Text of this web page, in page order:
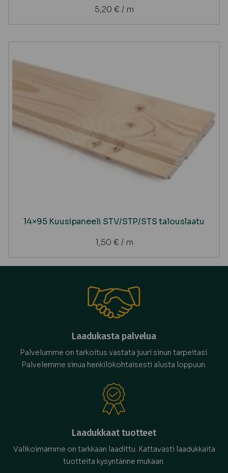
5,20 € / m
14×95 Kuusipaneeli STV/STP/STS talouslaatu
1,50 € / m
Laadukasta palvelua
Palvelumme on tarkoitus vastata juuri sinun tarpeitasi.
Palvelemme sinua henkilökohtaisesti alusta loppuun.
Laadukkaat tuotteet
Valikoimamme on tarkkaan laadittu. Kattavasti laadukkaita
tuotteita kysyntänne mukaan.